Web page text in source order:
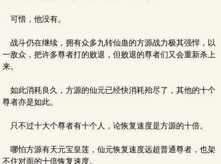
可惜，他没有。
战斗仍在继续，拥有众多九转仙蛊的方源战力极其强悍，以
一敌众，把许多尊者打的败退，但败退的尊者们又会重新杀上
来。
如此消耗良久，方源的仙元已经快消耗殆尽了，其他的十个
尊者亦是如此。
只不过十大个尊者有十个人，论恢复速度是方源的十倍。
哪怕方源有天元宝皇莲，仙元恢复速度远超普通尊者，也架
不住对面的十倍恢复速度。